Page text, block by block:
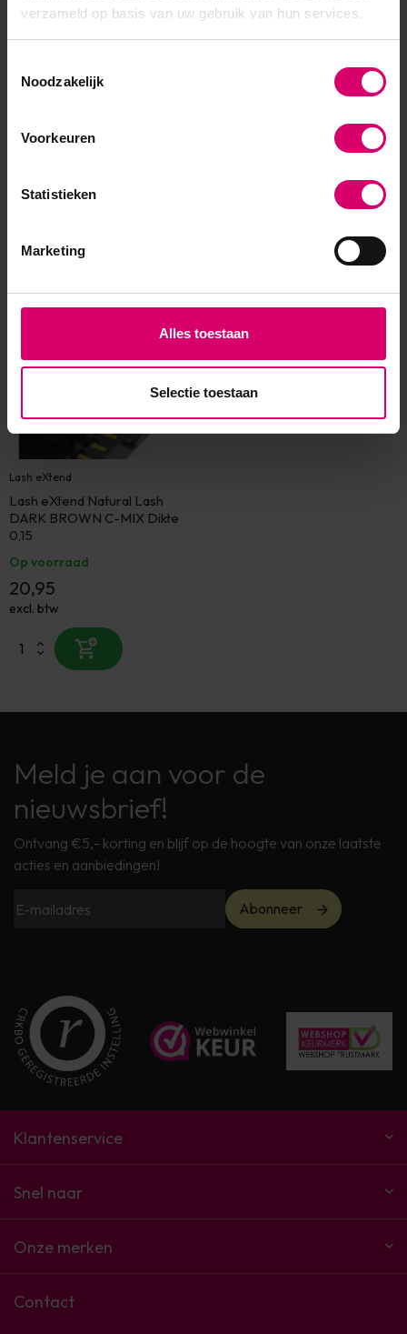
verzameld op basis van uw gebruik van hun services.
Noodzakelijk
Voorkeuren
Statistieken
Marketing
Alles toestaan
Selectie toestaan
Eerder bekeken
Lash eXtend
Lash eXtend Natural Lash
DARK BROWN C-MIX Dikte
0,15
Op voorraad
20,95
excl. btw
Meld je aan voor de
nieuwsbrief!
Ontvang €5,- korting en blijf op de hoogte van onze laatste
acties en aanbiedingen!
Abonneer
Klantenservice
Snel naar
Onze merken
Contact